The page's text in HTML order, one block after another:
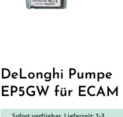
DeLonghi Pumpe
EP5GW für ECAM